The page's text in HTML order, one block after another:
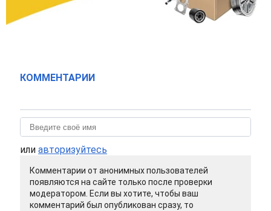
КОММЕНТАРИИ
или авторизуйтесь
Комментарии от анонимных пользователей
появляются на сайте только после проверки
модератором. Если вы хотите, чтобы ваш
комментарий был опубликован сразу, то